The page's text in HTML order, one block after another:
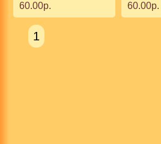
60.00р. 60.00р.
1